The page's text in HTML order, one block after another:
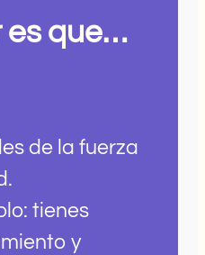
es que…
de la fuerza
tienes
y